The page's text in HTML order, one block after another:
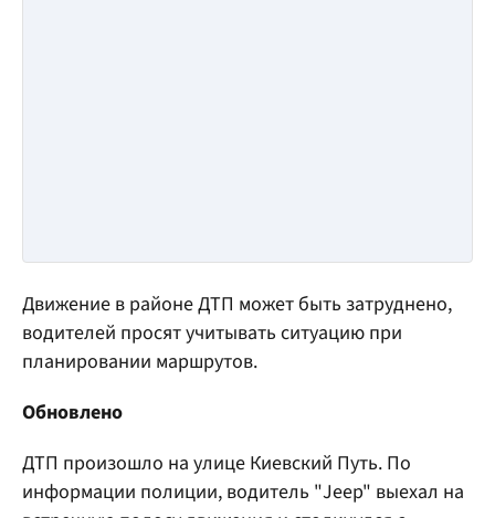
Движение в районе ДТП может быть затруднено,
водителей просят учитывать ситуацию при
планировании маршрутов.
Обновлено
ДТП произошло на улице Киевский Путь. По
информации полиции, водитель "Jeep" выехал на